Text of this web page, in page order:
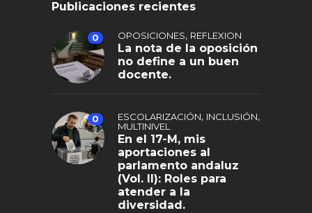
Publicaciones recientes
0 OPOSICIONES, REFLEXION
La nota de la oposición
no define a un buen
docente.
0 ESCOLARIZACIÓN, INCLUSIÓN,
MULTINIVEL
En el 17-M, mis
aportaciones al
parlamento andaluz
(Vol. II): Roles para
atender a la
diversidad.